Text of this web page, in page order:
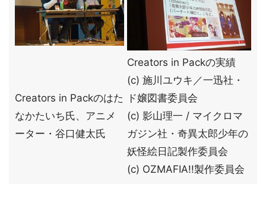
Creators in Packのはた
なかたいち氏、アニメ
ーター・谷口健太氏
Creators in Packの実績
(c) 施川ユウキ／一迅社・
ド嬢図書委員会
(c) 影山理一 / マイクロマ
ガジン社・奇異太郎少年の
妖怪絵日記製作委員会
(c) OZMAFIA!!製作委員会